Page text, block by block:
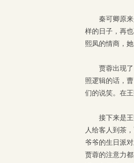
秦可卿原
样的日子，再
熙凤的情商，
贾蓉出现
照逻辑的话，
们的说笑。在
接下来是
人给客人到茶
爷爷的生日派
贾蓉的注意力